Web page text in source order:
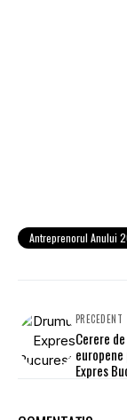
Antreprenorul Anului
PRECEDENT
Cerere
Expres